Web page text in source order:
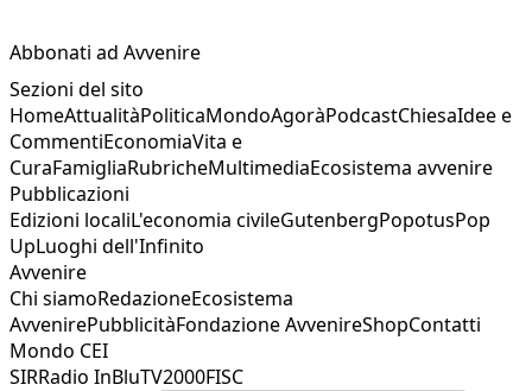
Abbonati ad Avvenire
Sezioni del sito
HomeAttualitàPoliticaMondoAgoràPodcastChiesaIdee e
CommentiEconomiaVita e
CuraFamigliaRubricheMultimediaEcosistema avvenire
Pubblicazioni
Edizioni localiL'economia civileGutenbergPopotusPop
UpLuoghi dell'Infinito
Avvenire
Chi siamoRedazioneEcosistema
AvvenirePubblicitàFondazione AvvenireShopContatti
Mondo CEI
SIRRadio InBluTV2000FISC